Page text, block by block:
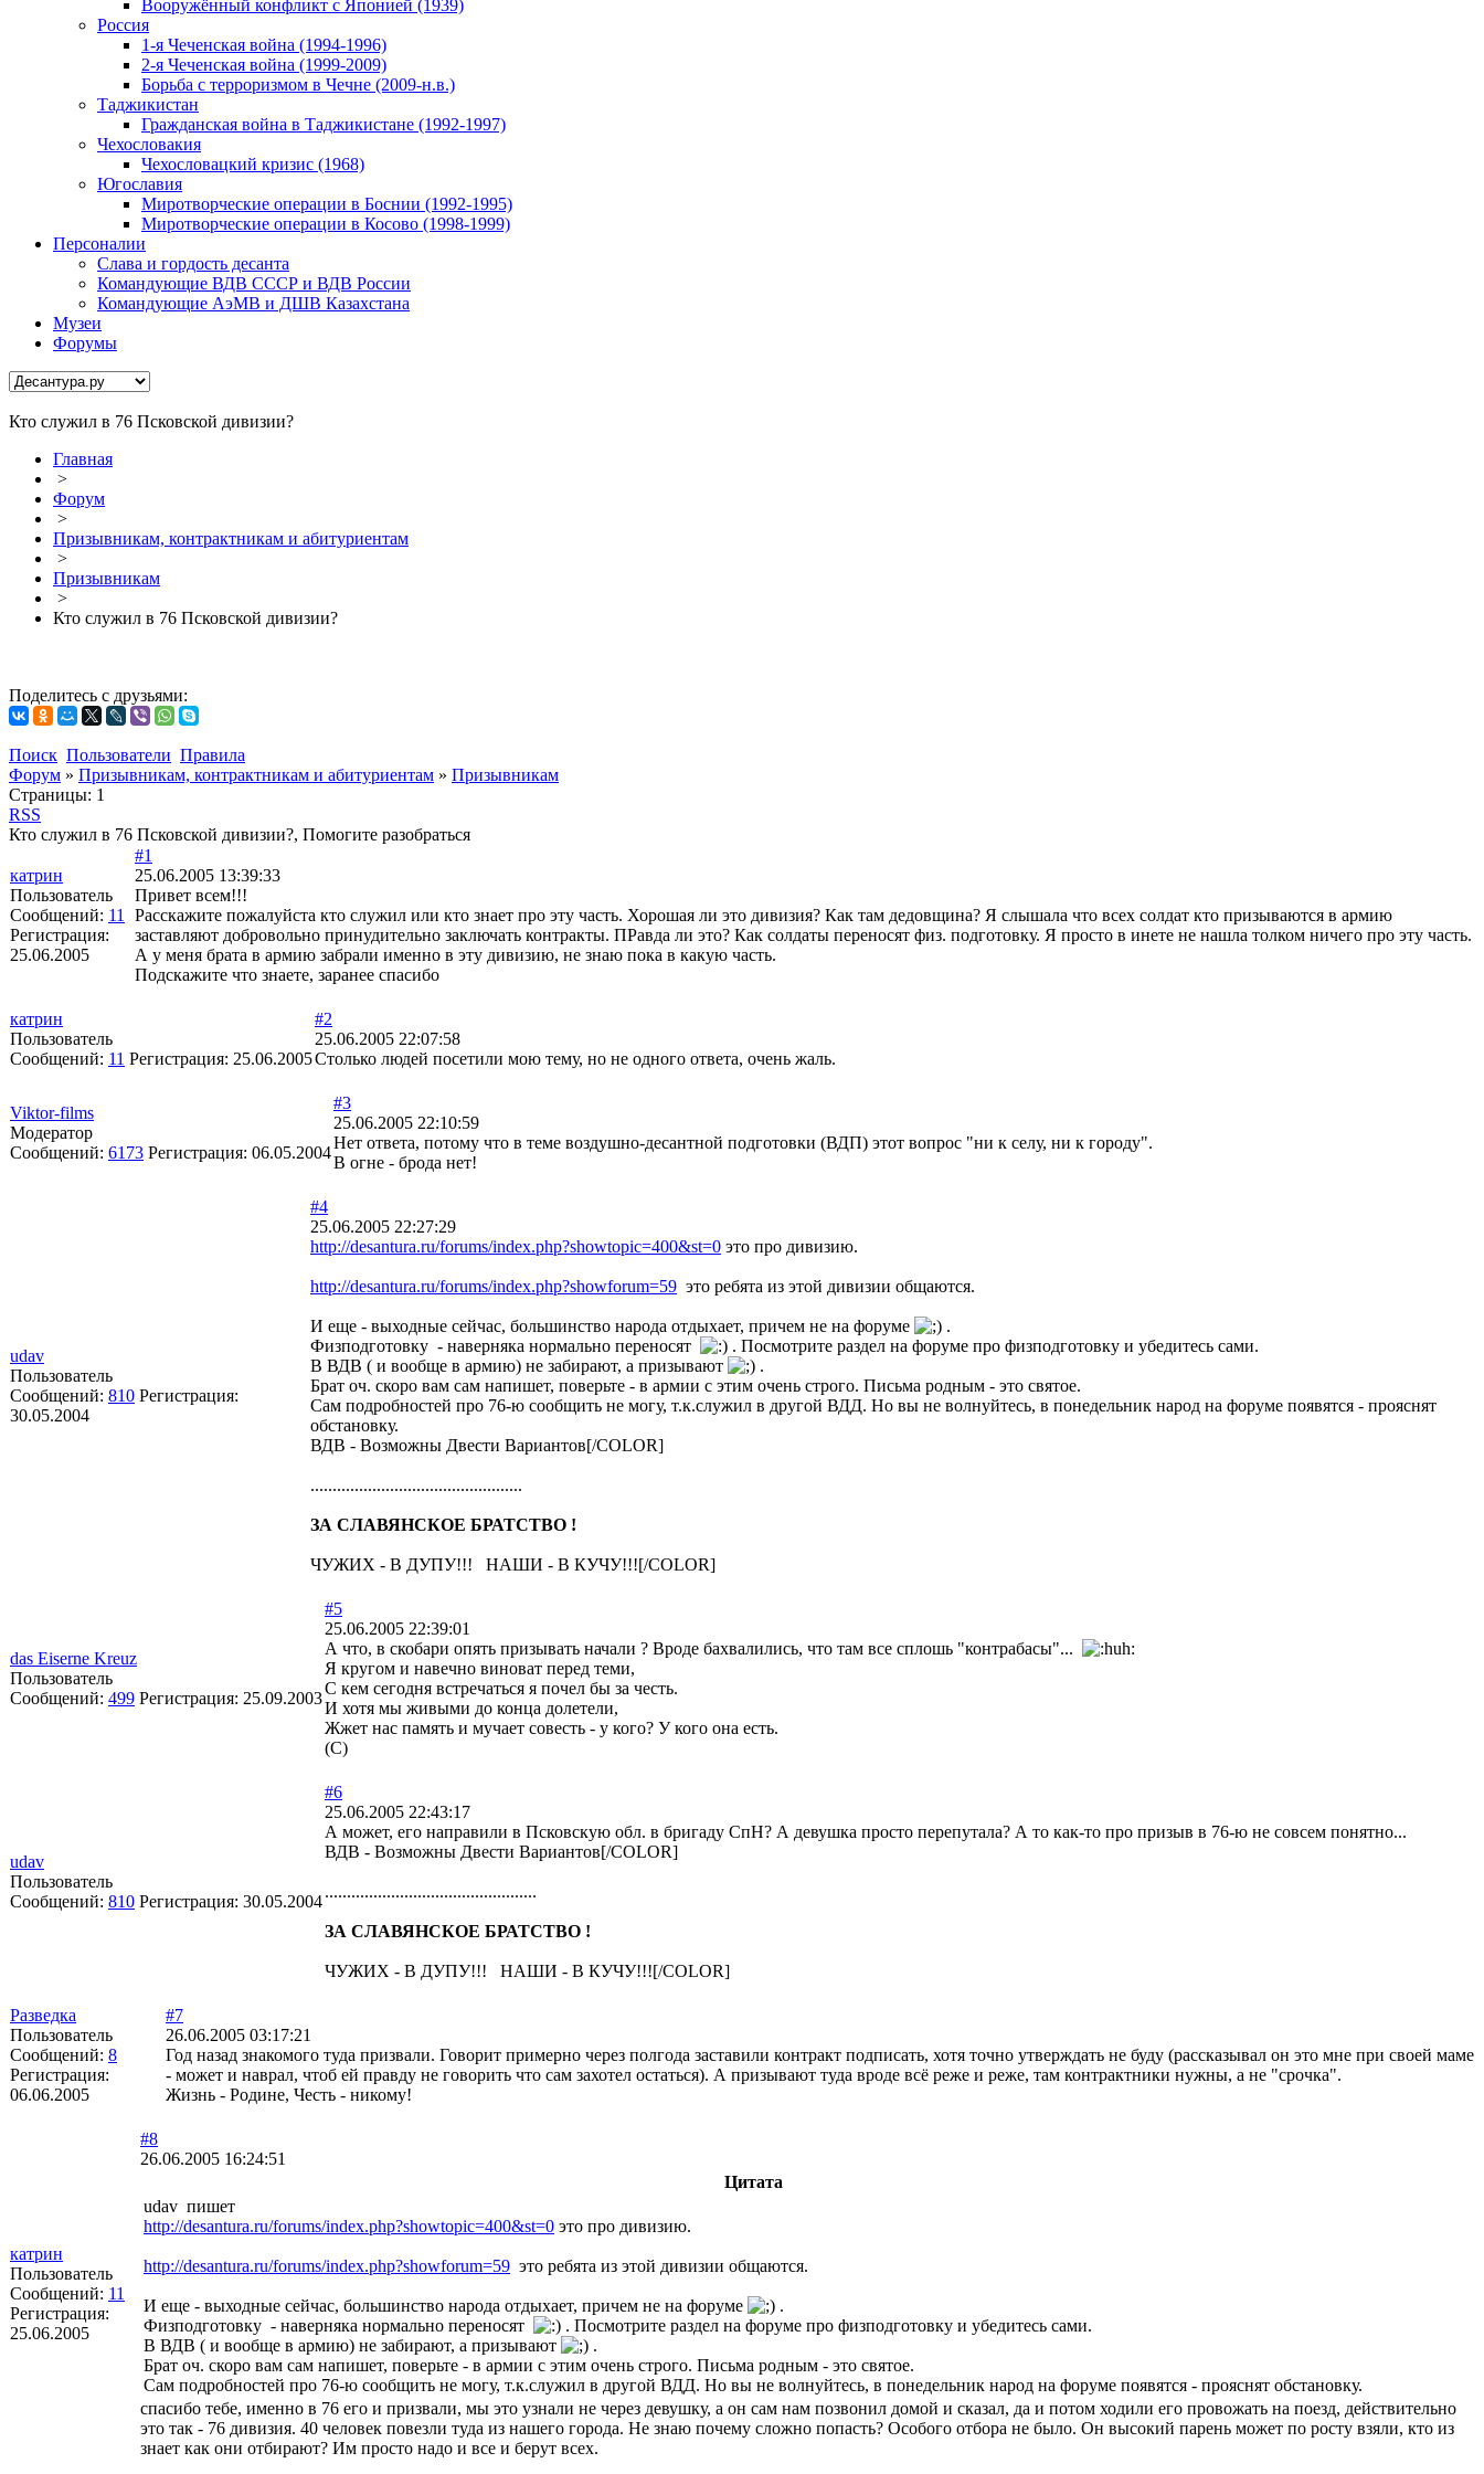
Вооружённый конфликт с Японией (1939)
Россия
1-я Чеченская война (1994-1996)
2-я Чеченская война (1999-2009)
Борьба с терроризмом в Чечне (2009-н.в.)
Таджикистан
Гражданская война в Таджикистане (1992-1997)
Чехословакия
Чехословацкий кризис (1968)
Югославия
Миротворческие операции в Боснии (1992-1995)
Миротворческие операции в Косово (1998-1999)
Персоналии
Слава и гордость десанта
Командующие ВДВ СССР и ВДВ России
Командующие АэМВ и ДШВ Казахстана
Музеи
Форумы
Кто служил в 76 Псковской дивизии?
Главная
>
Форум
>
Призывникам, контрактникам и абитуриентам
>
Призывникам
>
Кто служил в 76 Псковской дивизии?
Поделитесь с друзьями:
Поиск Пользователи Правила
Форум » Призывникам, контрактникам и абитуриентам » Призывникам
Страницы: 1
RSS
Кто служил в 76 Псковской дивизии?, Помогите разобраться
катрин
Пользователь
Сообщений: 11
Регистрация:
25.06.2005
#1
25.06.2005 13:39:33
Привет всем!!!
Расскажите пожалуйста кто служил или кто знает про эту часть. Хорошая ли это дивизия? Как там дедовщина? Я слышала что всех солдат кто призываются в армию
заставляют добровольно принудительно заключать контракты. ПРавда ли это? Как солдаты переносят физ. подготовку. Я просто в инете не нашла толком ничего про эту часть.
А у меня брата в армию забрали именно в эту дивизию, не знаю пока в какую часть.
Подскажите что знаете, заранее спасибо
катрин
Пользователь
Сообщений: 11 Регистрация: 25.06.2005
#2
25.06.2005 22:07:58
Столько людей посетили мою тему, но не одного ответа, очень жаль.
Viktor-films
Модератор
Сообщений: 6173 Регистрация: 06.05.2004
#3
25.06.2005 22:10:59
Нет ответа, потому что в теме воздушно-десантной подготовки (ВДП) этот вопрос "ни к селу, ни к городу".
В огне - брода нет!
udav
Пользователь
Сообщений: 810 Регистрация:
30.05.2004
#4
25.06.2005 22:27:29
http://desantura.ru/forums/index.php?showtopic=400&st=0 это про дивизию.
http://desantura.ru/forums/index.php?showforum=59 это ребята из этой дивизии общаются.
И еще - выходные сейчас, большинство народа отдыхает, причем не на форуме
.
Физподготовку - наверняка нормально переносят
. Посмотрите раздел на форуме про физподготовку и убедитесь сами.
В ВДВ ( и вообще в армию) не забирают, а призывают
.
Брат оч. скоро вам сам напишет, поверьте - в армии с этим очень строго. Письма родным - это святое.
Сам подробностей про 76-ю сообщить не могу, т.к.служил в другой ВДД. Но вы не волнуйтесь, в понедельник народ на форуме появятся - прояснят
обстановку.
ВДВ - Возможны Двести Вариантов[/COLOR]
................................................
ЗА СЛАВЯНСКОЕ БРАТСТВО !
ЧУЖИХ - В ДУПУ!!! НАШИ - В КУЧУ!!![/COLOR]
das Eiserne Kreuz
Пользователь
Сообщений: 499 Регистрация: 25.09.2003
#5
25.06.2005 22:39:01
А что, в скобари опять призывать начали ? Вроде бахвалились, что там все сплошь "контрабасы"...
Я кругом и навечно виноват перед теми,
С кем сегодня встречаться я почел бы за честь.
И хотя мы живыми до конца долетели,
Жжет нас память и мучает совесть - у кого? У кого она есть.
(С)
udav
Пользователь
Сообщений: 810 Регистрация: 30.05.2004
#6
25.06.2005 22:43:17
А может, его направили в Псковскую обл. в бригаду СпН? А девушка просто перепутала? А то как-то про призыв в 76-ю не совсем понятно...
ВДВ - Возможны Двести Вариантов[/COLOR]
................................................
ЗА СЛАВЯНСКОЕ БРАТСТВО !
ЧУЖИХ - В ДУПУ!!! НАШИ - В КУЧУ!!![/COLOR]
Разведка
Пользователь
Сообщений: 8
Регистрация:
06.06.2005
#7
26.06.2005 03:17:21
Год назад знакомого туда призвали. Говорит примерно через полгода заставили контракт подписать, хотя точно утверждать не буду (рассказывал он это мне при своей маме
- может и наврал, чтоб ей правду не говорить что сам захотел остаться). А призывают туда вроде всё реже и реже, там контрактники нужны, а не "срочка".
Жизнь - Родине, Честь - никому!
катрин
Пользователь
Сообщений: 11
Регистрация:
25.06.2005
#8
26.06.2005 16:24:51
Цитата
udav пишет
http://desantura.ru/forums/index.php?showtopic=400&st=0 это про дивизию.
http://desantura.ru/forums/index.php?showforum=59 это ребята из этой дивизии общаются.
И еще - выходные сейчас, большинство народа отдыхает, причем не на форуме
.
Физподготовку - наверняка нормально переносят
. Посмотрите раздел на форуме про физподготовку и убедитесь сами.
В ВДВ ( и вообще в армию) не забирают, а призывают
.
Брат оч. скоро вам сам напишет, поверьте - в армии с этим очень строго. Письма родным - это святое.
Сам подробностей про 76-ю сообщить не могу, т.к.служил в другой ВДД. Но вы не волнуйтесь, в понедельник народ на форуме появятся - прояснят обстановку.
спасибо тебе, именно в 76 его и призвали, мы это узнали не через девушку, а он сам нам позвонил домой и сказал, да и потом ходили его провожать на поезд, действительно
это так - 76 дивизия. 40 человек повезли туда из нашего города. Не знаю почему сложно попасть? Особого отбора не было. Он высокий парень может по росту взяли, кто из
знает как они отбирают? Им просто надо и все и берут всех.